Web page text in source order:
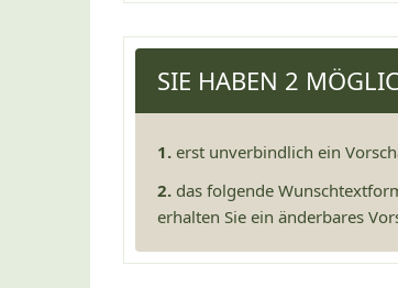
SIE HABEN 2
1. erst unverbindlich ein
2. das folgende
erhalten Sie ein änderbares